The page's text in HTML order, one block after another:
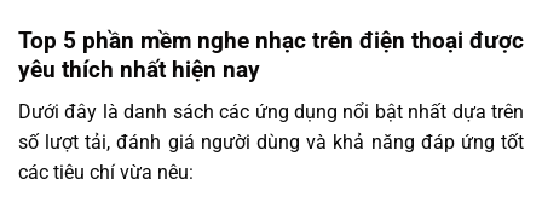
Top 5 phần mềm nghe nhạc trên điện thoại được
yêu thích nhất hiện nay
Dưới đây là danh sách các ứng dụng nổi bật nhất dựa trên
số lượt tải, đánh giá người dùng và khả năng đáp ứng tốt
các tiêu chí vừa nêu: